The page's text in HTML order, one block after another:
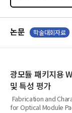
논문 학술대회자료
광모듈 패키지용
및 특성 평가
Fabrication and
for Optical Module